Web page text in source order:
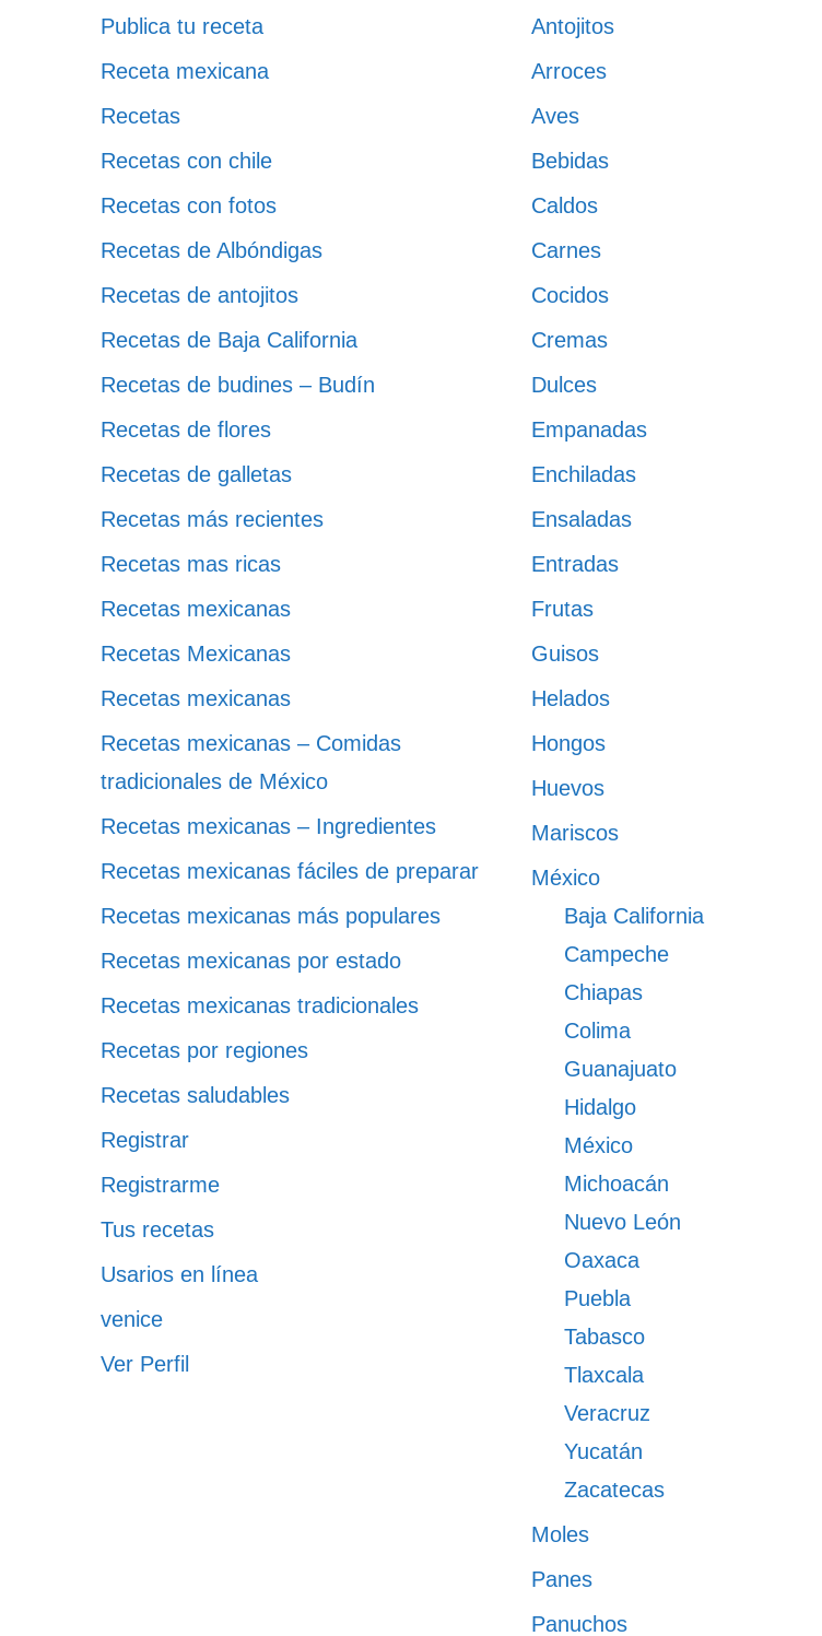
Publica tu receta
Receta mexicana
Recetas
Recetas con chile
Recetas con fotos
Recetas de Albóndigas
Recetas de antojitos
Recetas de Baja California
Recetas de budines – Budín
Recetas de flores
Recetas de galletas
Recetas más recientes
Recetas mas ricas
Recetas mexicanas
Recetas Mexicanas
Recetas mexicanas
Recetas mexicanas – Comidas
tradicionales de México
Recetas mexicanas – Ingredientes
Recetas mexicanas fáciles de preparar
Recetas mexicanas más populares
Recetas mexicanas por estado
Recetas mexicanas tradicionales
Recetas por regiones
Recetas saludables
Registrar
Registrarme
Tus recetas
Usarios en línea
venice
Ver Perfil
Antojitos
Arroces
Aves
Bebidas
Caldos
Carnes
Cocidos
Cremas
Dulces
Empanadas
Enchiladas
Ensaladas
Entradas
Frutas
Guisos
Helados
Hongos
Huevos
Mariscos
México
Baja California
Campeche
Chiapas
Colima
Guanajuato
Hidalgo
México
Michoacán
Nuevo León
Oaxaca
Puebla
Tabasco
Tlaxcala
Veracruz
Yucatán
Zacatecas
Moles
Panes
Panuchos